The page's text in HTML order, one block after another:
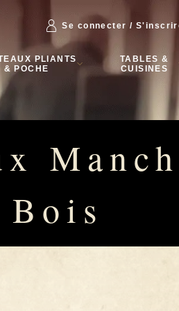
Se connecter /
PLIANTS
& POCHE
TABLES &
CUISINES